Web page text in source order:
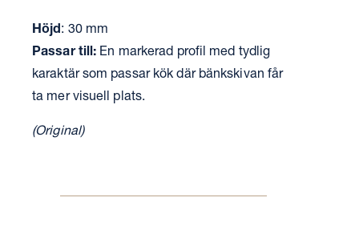
Höjd: 30 mm
Passar till: En markerad profil med tydlig
karaktär som passar kök där bänkskivan får
ta mer visuell plats.
(Original)